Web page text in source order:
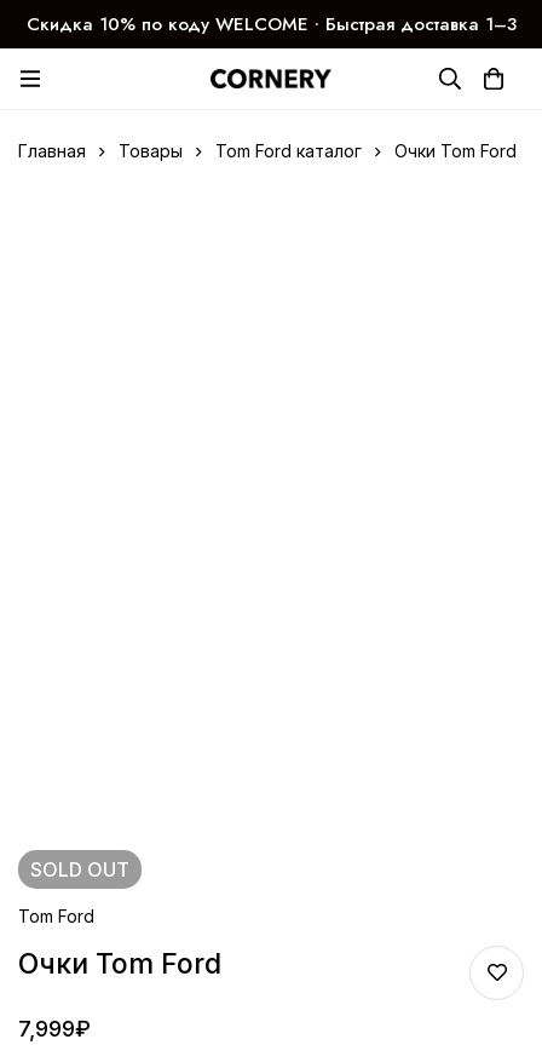
Скидка 10% по коду WELCOME ∙ Быстрая доставка 1–3
дня
Главная Товары Tom Ford каталог Очки Tom Ford
SOLD OUT
Tom Ford
Очки Tom Ford
7,999₽